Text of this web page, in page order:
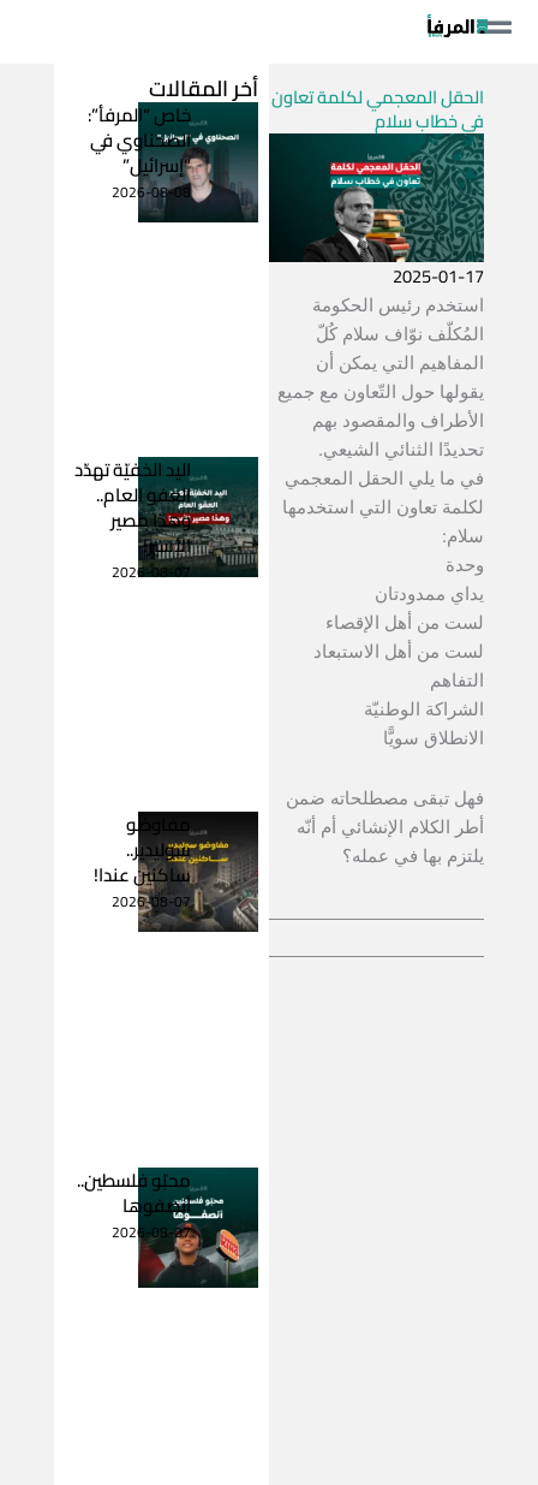
الحقل المعجمي لكلمة تعاون
في خطاب سلام
2025-01-17
استخدم رئيس الحكومة
المُكلّف نوّاف سلام كُلّ
المفاهيم التي يمكن أن
يقولها حول التّعاون مع جميع
الأطراف والمقصود بهم
تحديدًا الثنائي الشيعي.
في ما يلي الحقل المعجمي
لكلمة تعاون التي استخدمها
سلام:
وحدة
يداي ممدودتان
لست من أهل الإقصاء
لست من أهل الاستبعاد
التفاهم
الشراكة الوطنيّة
الانطلاق سويًّا
فهل تبقى مصطلحاته ضمن
أطر الكلام الإنشائي أم أنّه
يلتزم بها في عمله؟
أخر المقالات
خاص “المرفأ”:
الصحناوي في
“إسرائيل”
2026-08-08
اليد الخفيّة تهدّد
العفو العام..
وهذا مصير
الأسير!
2026-08-07
مفاوضو
سوليدير..
ساكنين عندا!
2026-08-07
محبّو فلسطين..
أنصفوها
2026-08-07